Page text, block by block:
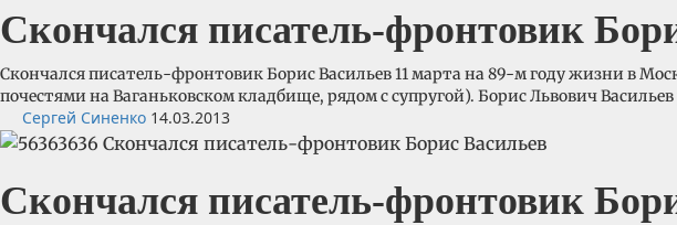
Скончался писатель-фронтовик
Скончался писатель-фронтовик Борис Васильев 11 марта на 89-м году жизни в
почестями на Ваганьковском кладбище, рядом с супругой). Борис Львович Васильев
Сергей Синенко 14.03.2013
Скончался писатель-фронтовик